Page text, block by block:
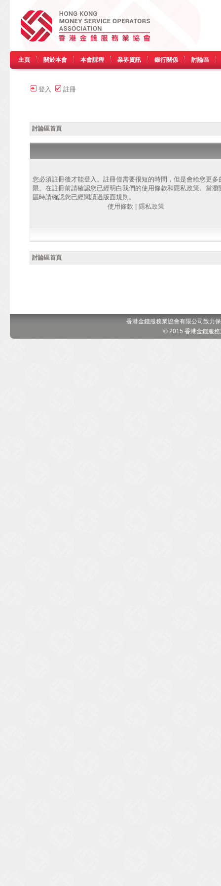
主頁 關於本會 本會課程 業界資訊 銀行關係 討論區
登入 註冊
討論區首頁
您必須註冊後才能登入。註冊僅需要很短的時間，但是會給您更多
限。在註冊前請確認您已經明白我們的使用條款和隱私政策。當瀏
區時請確認您已經閱讀過版面規則。
使用條款
隱私政策
討論區首頁
香港金錢服務業協會有限公司致力
© 2015 香港金錢服